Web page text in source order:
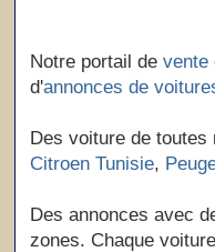
Notre portail de vente
d'annonces de
Des voiture de
Citroen Tunisie,
Des annonces avec
zones. Chaque